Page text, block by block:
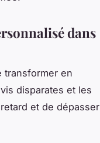
dans
transformer en
disparates et les
et de dépasser